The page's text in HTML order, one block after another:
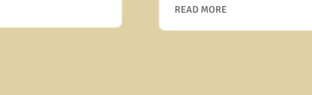
READ MORE